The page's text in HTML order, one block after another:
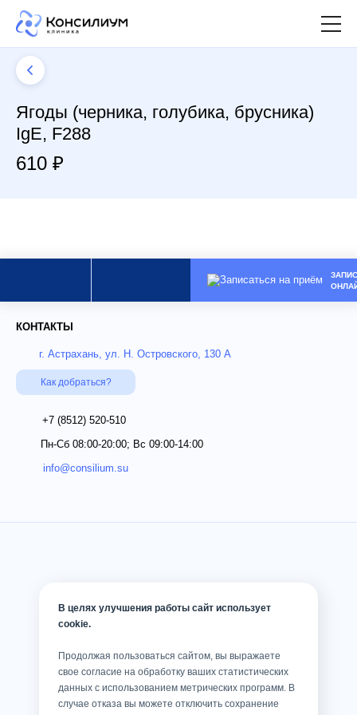
Ягоды (черника, голубика, брусника)
IgE, F288
610 ₽
КОНТАКТЫ
г. Астрахань, ул. Н. Островского, 130 А
Как добраться?
+7 (8512) 520-510
Пн-Сб 08:00-20:00; Вс 09:00-14:00
info@consilium.su
В целях улучшения работы сайт использует
cookie.
Продолжая пользоваться сайтом, вы выражаете
свое согласие на обработку ваших статистических
данных с использованием метрических программ. В
случае отказа вы можете отключить сохранение